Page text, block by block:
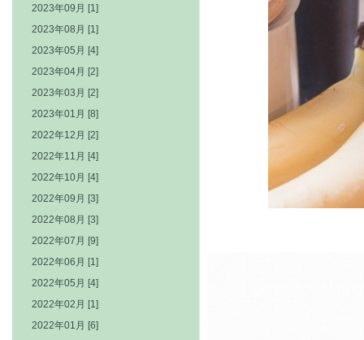
2023年09月 [1]
2023年08月 [1]
2023年05月 [4]
2023年04月 [2]
2023年03月 [2]
2023年01月 [8]
2022年12月 [2]
2022年11月 [4]
2022年10月 [4]
2022年09月 [3]
2022年08月 [3]
2022年07月 [9]
2022年06月 [1]
2022年05月 [4]
2022年02月 [1]
2022年01月 [6]